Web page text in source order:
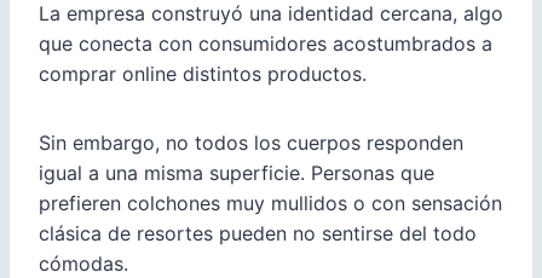
La empresa construyó una identidad cercana, algo
que conecta con consumidores acostumbrados a
comprar online distintos productos.
Sin embargo, no todos los cuerpos responden
igual a una misma superficie. Personas que
prefieren colchones muy mullidos o con sensación
clásica de resortes pueden no sentirse del todo
cómodas.